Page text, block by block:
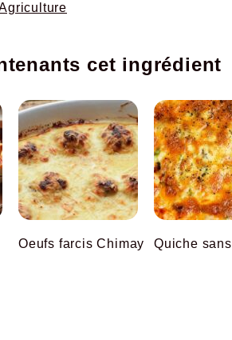
cet ingrédient
Oeufs farcis Chimay Quiche